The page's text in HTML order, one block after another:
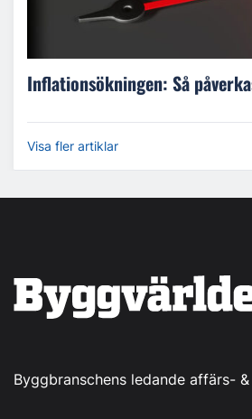
Inflationsökningen: Så
Visa fler artiklar
Byggbranschens ledande affärs-